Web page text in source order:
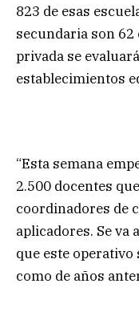
823 de esas
secundaria son
privada se
establecimientos
“Esta semana
2.500 docentes
coordinadores de
aplicadores. Se va
que este
como de años